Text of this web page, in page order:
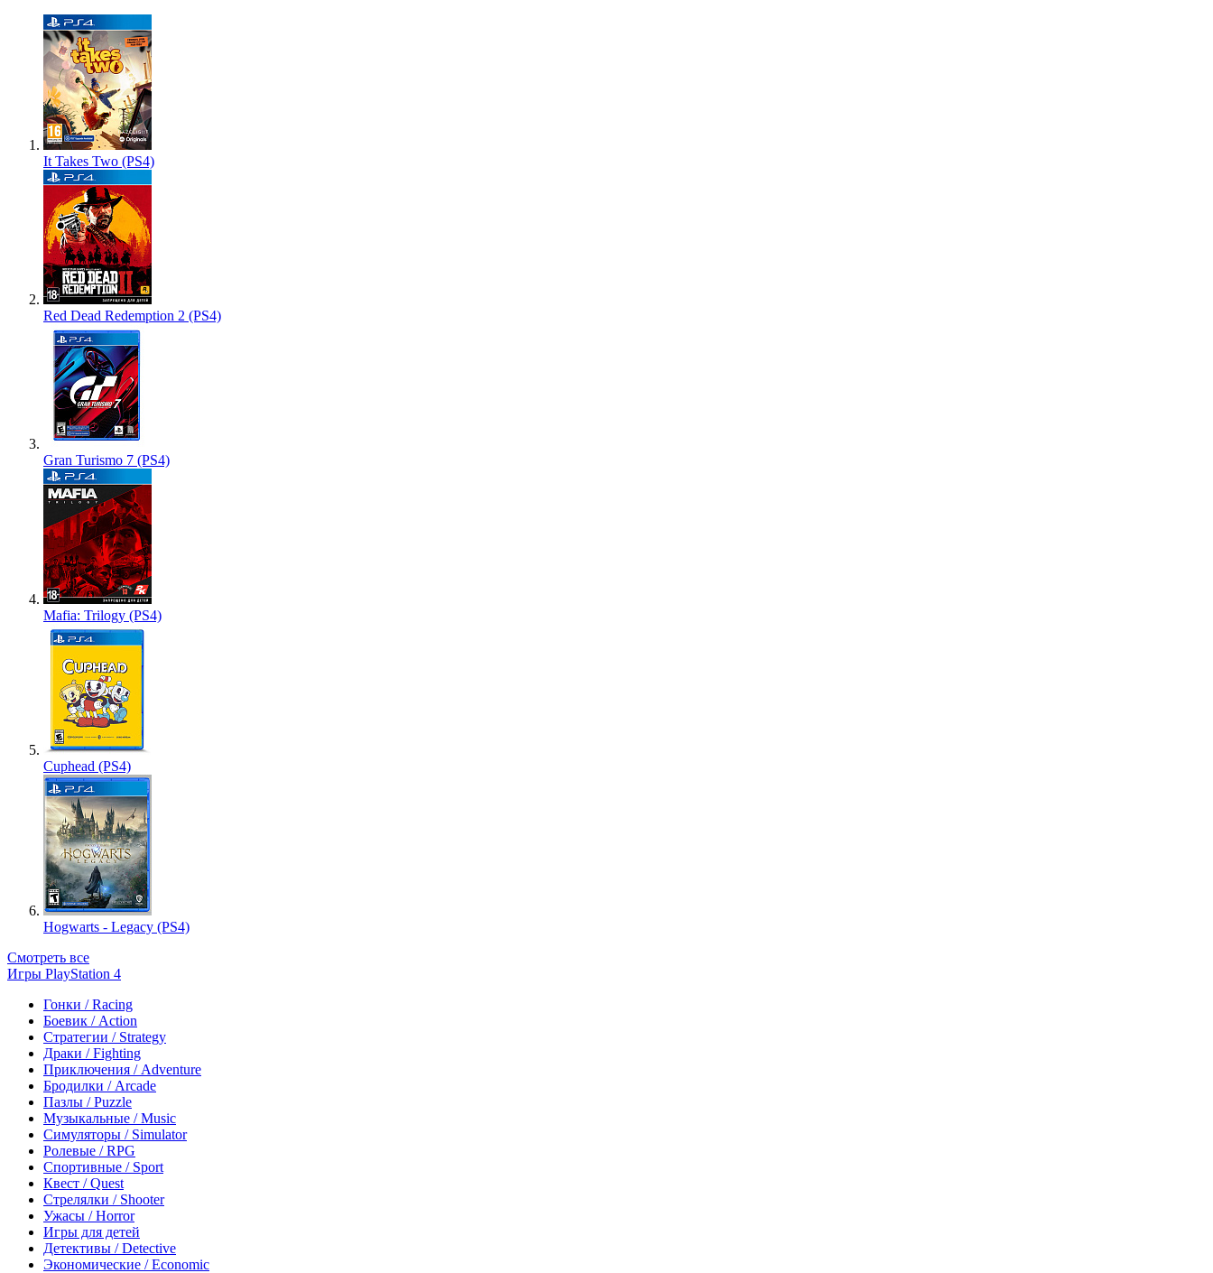
It Takes Two (PS4)
Red Dead Redemption 2 (PS4)
Gran Turismo 7 (PS4)
Mafia: Trilogy (PS4)
Cuphead (PS4)
Hogwarts - Legacy (PS4)
Смотреть все
Игры PlayStation 4
Гонки / Racing
Боевик / Action
Стратегии / Strategy
Драки / Fighting
Приключения / Adventure
Бродилки / Arcade
Пазлы / Puzzle
Музыкальные / Music
Симуляторы / Simulator
Ролевые / RPG
Спортивные / Sport
Квест / Quest
Стрелялки / Shooter
Ужасы / Horror
Игры для детей
Детективы / Detective
Экономические / Economic